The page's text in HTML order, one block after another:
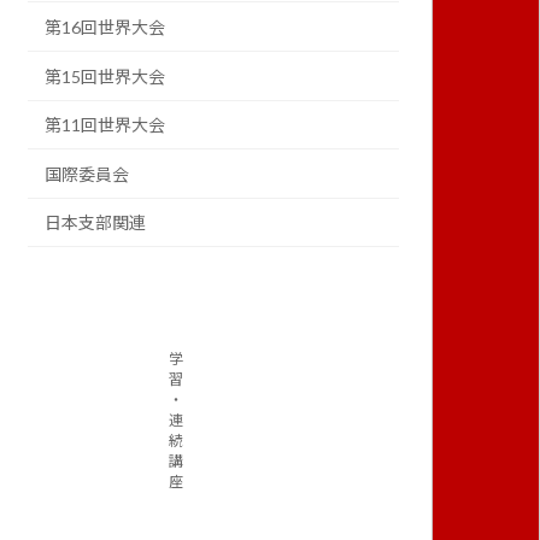
第16回世界大会
第15回世界大会
第11回世界大会
国際委員会
日本支部関連
学
習
・
連
続
講
座